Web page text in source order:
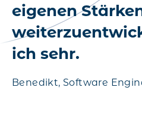
eigenen
ich sehr.
Benedikt, Software